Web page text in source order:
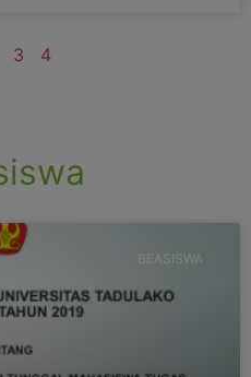
3 4
BEASISWA